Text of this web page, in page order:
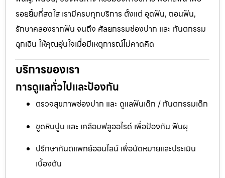
รอยยิ้มที่สดใส เรามีครบทุกบริการ ตั้งแต่ อุดฟัน, ถอนฟัน,
รักษาคลองรากฟัน จนถึง ศัลยกรรมช่องปาก และ ทันตกรรม
ฉุกเฉิน ให้คุณอุ่นใจเมื่อมีเหตุการณ์ไม่คาดคิด
บริการของเรา
การดูแลทั่วไปและป้องกัน
ตรวจสุขภาพช่องปาก และ ดูแลฟันเด็ก / ทันตกรรมเด็ก
ขูดหินปูน และ เคลือบฟลูออไรด์ เพื่อป้องกัน ฟันผุ
ปรึกษาทันตแพทย์ออนไลน์ เพื่อนัดหมายและประเมิน
เบื้องต้น